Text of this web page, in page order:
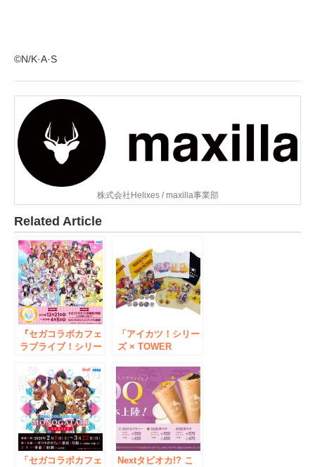
©N/K·A·S
株式会社Helixes / maxilla事業部
Related Article
『セガコラボカフェ
ラブライブ！シリー
ANNIVERSARY!
feat.ラブライブ！フ
ェス』開催のお知ら
せ
「アイカツ！シリー
ズ × TOWER
グッズを3/4発売！
最新作「アイカツプ
ラネット！」や「ア
イカツ！」のアイテ
ムが登場！
「セガコラボカフェ
Nextタピオカ!? こ